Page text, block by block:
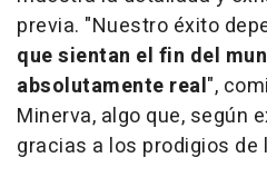
previa. "Nuestro éxito
que sientan el fin del
absolutamente real",
Minerva, algo que, según
gracias a los prodigios de